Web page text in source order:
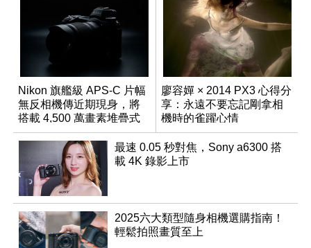
Nikon 旗艦級 APS-C 片幅
無反相機傳近期現身，將
搭載 4,500 萬畫素堆疊式
感光元件？
廖容嬋 × 2014 PX3 心得分
享：永遠不要忘記剛拿相
機時的雀躍心情
最速 0.05 秒對焦，Sony a6300 搭
載 4K 錄影上市
2025六大類型隨身相機選購指南！
輕鬆拍照畫質至上